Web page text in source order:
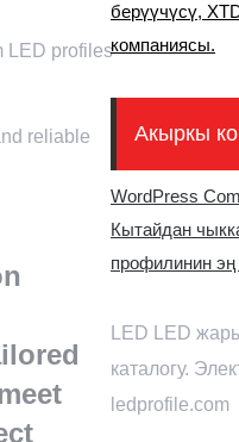
LED profiles
reliable
берүүчүсү,
компаниясы.
Акыркы
WordPress
Кытайдан
профилинин эң
LED LED
каталогу.
ledprofile.com